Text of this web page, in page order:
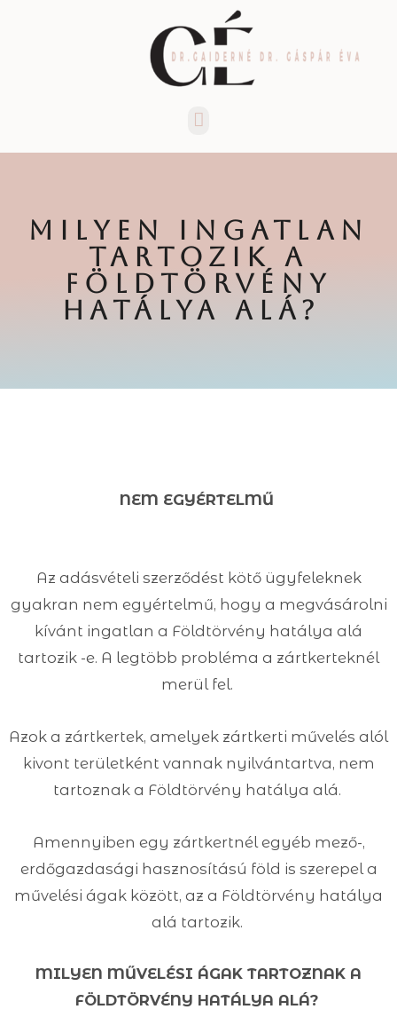
Menü
MILYEN INGATLAN
TARTOZIK A
FÖLDTÖRVÉNY
HATÁLYA ALÁ?
NEM EGYÉRTELMŰ
Az adásvételi szerződést kötő ügyfeleknek
gyakran nem egyértelmű, hogy a megvásárolni
kívánt ingatlan a Földtörvény hatálya alá
tartozik -e. A legtöbb probléma a zártkerteknél
merül fel.
Azok a zártkertek, amelyek zártkerti művelés alól
kivont területként vannak nyilvántartva, nem
tartoznak a Földtörvény hatálya alá.
Amennyiben egy zártkertnél egyéb mező-,
erdőgazdasági hasznosítású föld is szerepel a
művelési ágak között, az a Földtörvény hatálya
alá tartozik.
MILYEN MŰVELÉSI ÁGAK TARTOZNAK A
FÖLDTÖRVÉNY HATÁLYA ALÁ?